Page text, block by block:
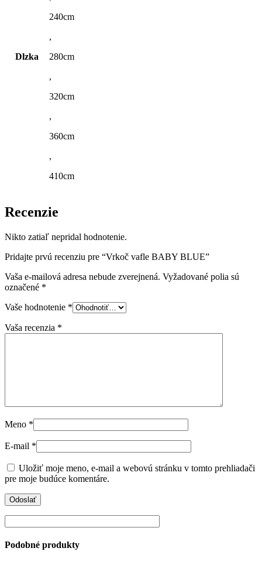
Dlzka
240cm
,
280cm
,
320cm
,
360cm
,
410cm
Recenzie
Nikto zatiaľ nepridal hodnotenie.
Pridajte prvú recenziu pre “Vrkoč vafle BABY BLUE”
Vaša e-mailová adresa nebude zverejnená. Vyžadované polia sú
označené *
Vaše hodnotenie *
Vaša recenzia *
Meno *
E-mail *
Uložiť moje meno, e-mail a webovú stránku v tomto prehliadači
pre moje budúce komentáre.
Podobné produkty